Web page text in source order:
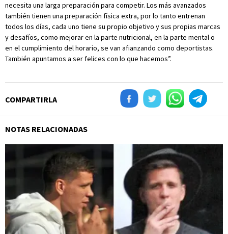
necesita una larga preparación para competir. Los más avanzados
también tienen una preparación física extra, por lo tanto entrenan
todos los días, cada uno tiene su propio objetivo y sus propias marcas
y desafíos, como mejorar en la parte nutricional, en la parte mental o
en el cumplimiento del horario, se van afianzando como deportistas.
También apuntamos a ser felices con lo que hacemos”.
COMPARTIRLA
NOTAS RELACIONADAS